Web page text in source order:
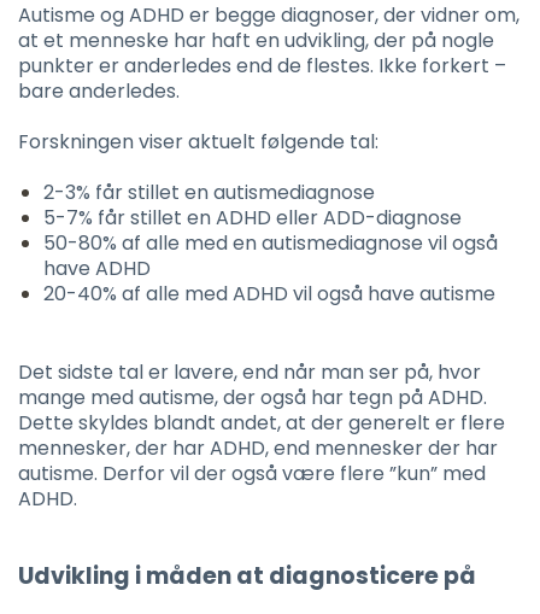
Autisme og ADHD er begge diagnoser, der vidner om,
at et menneske har haft en udvikling, der på nogle
punkter er anderledes end de flestes. Ikke forkert –
bare anderledes.
Forskningen viser aktuelt følgende tal:
2-3% får stillet en autismediagnose
5-7% får stillet en ADHD eller ADD-diagnose
50-80% af alle med en autismediagnose vil også
have ADHD
20-40% af alle med ADHD vil også have autisme
Det sidste tal er lavere, end når man ser på, hvor
mange med autisme, der også har tegn på ADHD.
Dette skyldes blandt andet, at der generelt er flere
mennesker, der har ADHD, end mennesker der har
autisme. Derfor vil der også være flere ”kun” med
ADHD.
Udvikling i måden at diagnosticere på